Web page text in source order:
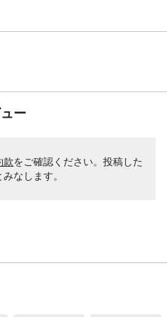
ー
款をご確認ください。投稿した
なします。